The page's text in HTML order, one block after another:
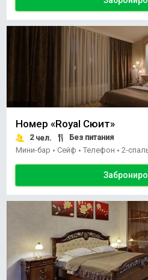
Номер «Royal Сюит»
2чел.
Без питания
Мини-бар • Сейф • Телефон • 2-